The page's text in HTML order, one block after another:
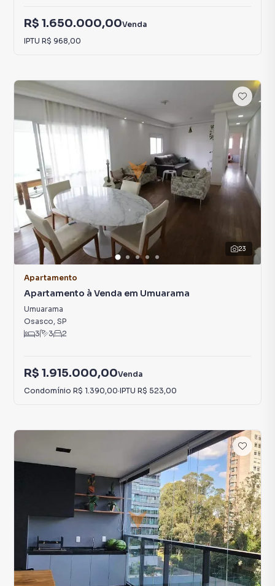
R$ 1.650.000,00Venda
IPTU R$ 968,00
23
Apartamento
Apartamento à Venda em Umuarama
Umuarama
Osasco, SP
3
3 2
R$ 1.915.000,00Venda
Condomínio R$ 1.390,00·IPTU R$ 523,00